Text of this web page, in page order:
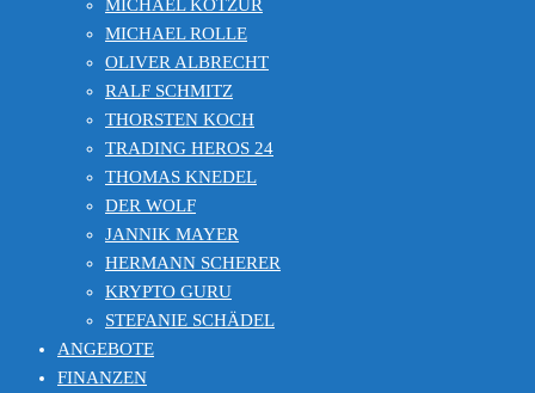
MICHAEL KOTZUR
MICHAEL ROLLE
OLIVER ALBRECHT
RALF SCHMITZ
THORSTEN KOCH
TRADING HEROS 24
THOMAS KNEDEL
DER WOLF
JANNIK MAYER
HERMANN SCHERER
KRYPTO GURU
STEFANIE SCHÄDEL
ANGEBOTE
FINANZEN